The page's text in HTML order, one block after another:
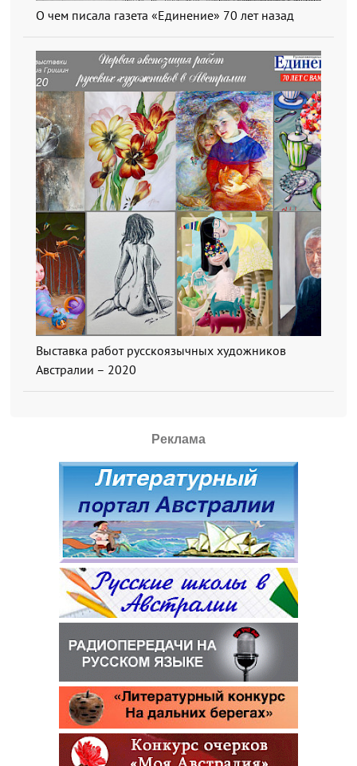
О чем писала газета «Единение» 70 лет назад
Выставка работ русскоязычных художников
Австралии – 2020
Реклама